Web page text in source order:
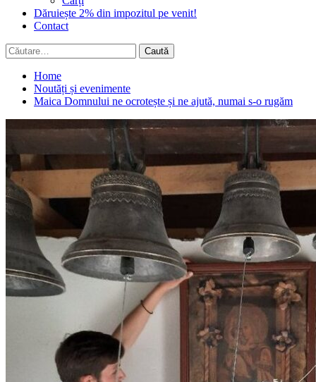
Dăruiește 2% din impozitul pe venit!
Contact
Caută
după:
Home
Noutăți și evenimente
Maica Domnului ne ocrotește și ne ajută, numai s-o rugăm